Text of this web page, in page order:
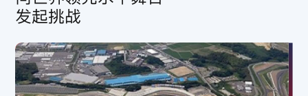
发起挑战